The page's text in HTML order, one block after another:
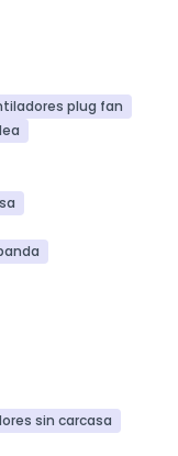
plug fan
sin carcasa